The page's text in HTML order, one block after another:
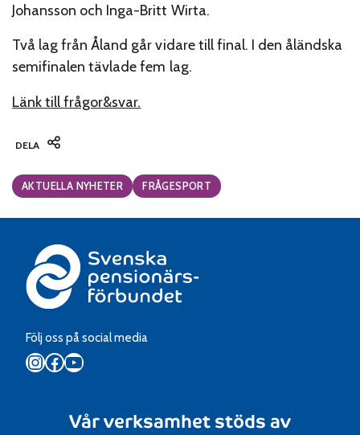
Johansson och Inga-Britt Wirta.
Två lag från Åland går vidare till final. I den åländska
semifinalen tävlade fem lag.
Länk till frågor&svar.
DELA
Categories:
AKTUELLA NYHETER FRÅGESPORT
Följ oss på social media
Instagram
Facebook
YouTube
Vår verksamhet stöds av